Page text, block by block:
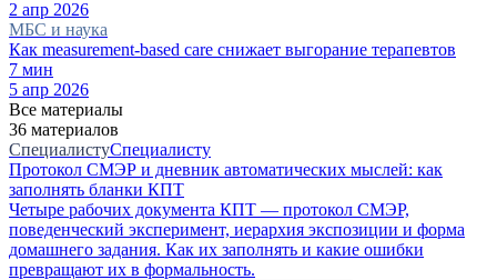
2 апр 2026
МБС и наука
Как measurement-based care снижает выгорание терапевтов
7 мин
5 апр 2026
Все материалы
36 материалов
СпециалистуСпециалисту
Протокол СМЭР и дневник автоматических мыслей: как
заполнять бланки КПТ
Четыре рабочих документа КПТ — протокол СМЭР,
поведенческий эксперимент, иерархия экспозиции и форма
домашнего задания. Как их заполнять и какие ошибки
превращают их в формальность.